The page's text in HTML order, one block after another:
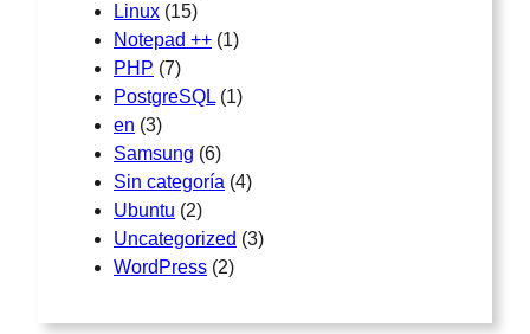
Linux (15)
Notepad ++ (1)
PHP (7)
PostgreSQL (1)
en (3)
Samsung (6)
Sin categoría (4)
Ubuntu (2)
Uncategorized (3)
WordPress (2)